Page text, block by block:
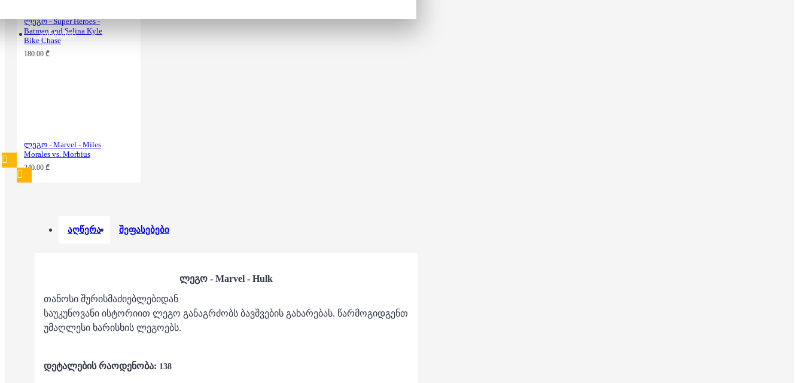
ᲙᲝᲜᲢᲐᲥᲢᲘ
ლეგო - Super Heroes -
Batman and Selina Kyle
Bike Chase
180.00 ₾
ლეგო - Marvel - Miles
Morales vs. Morbius
240.00 ₾
აღწერა შეფასებები
ლეგო - Marvel - Hulk
თანოსი შურისმაძიებლებიდან
საუკუნოვანი ისტორიით ლეგო განაგრძობს ბავშვების გახარებას. წარმოგიდგენთ
უმაღლესი ხარისხის ლეგოებს.
დეტალების რაოდენობა: 138